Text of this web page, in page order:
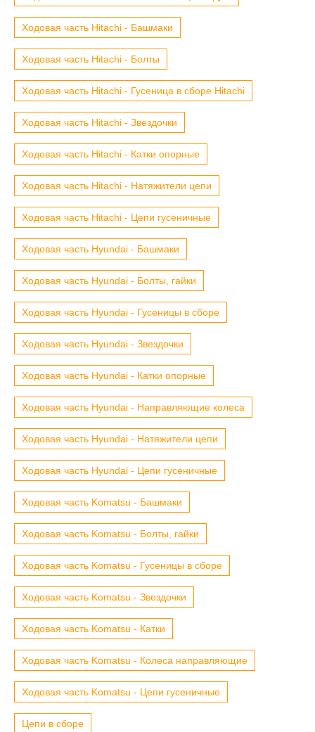
Ходовая часть Hitachi - Башмаки
Ходовая часть Hitachi - Болты
Ходовая часть Hitachi - Гусеница в сборе Hitachi
Ходовая часть Hitachi - Звездочки
Ходовая часть Hitachi - Катки опорные
Ходовая часть Hitachi - Натяжители цепи
Ходовая часть Hitachi - Цепи гусеничные
Ходовая часть Hyundai - Башмаки
Ходовая часть Hyundai - Болты, гайки
Ходовая часть Hyundai - Гусеницы в сборе
Ходовая часть Hyundai - Звездочки
Ходовая часть Hyundai - Катки опорные
Ходовая часть Hyundai - Направляющие колеса
Ходовая часть Hyundai - Натяжители цепи
Ходовая часть Hyundai - Цепи гусеничные
Ходовая часть Komatsu - Башмаки
Ходовая часть Komatsu - Болты, гайки
Ходовая часть Komatsu - Гусеницы в сборе
Ходовая часть Komatsu - Звездочки
Ходовая часть Komatsu - Катки
Ходовая часть Komatsu - Колеса направляющие
Ходовая часть Komatsu - Цепи гусеничные
Цепи в сборе